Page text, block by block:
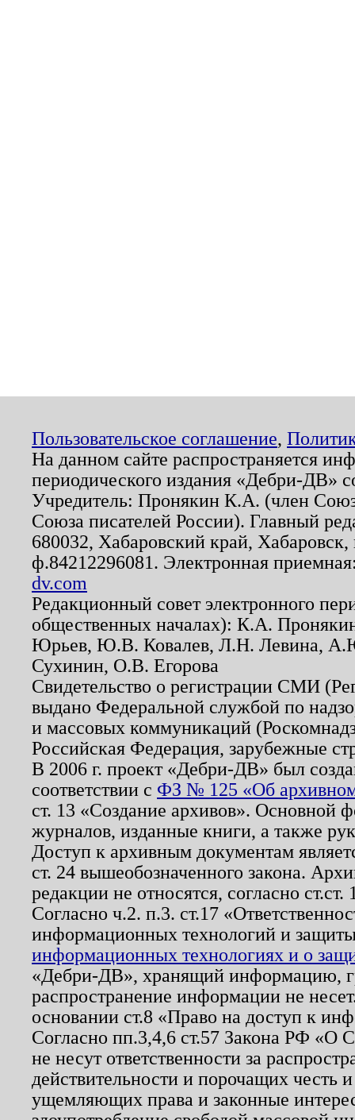
Пользовательское соглашение,
На данном сайте распространяется
периодического издания «Дебри-ДВ»
Учредитель: Пронякин К.А. (член
Союза писателей России). Главный
680032, Хабаровский край,
ф.84212296081. Электронная
dv.com
Редакционный совет электронного
общественных началах): К.А.
Юрьев, Ю.В. Ковалев, Л.Н. Левина,
Сухинин, О.В. Егорова
Свидетельство о регистрации СМИ
выдано Федеральной службой по
и массовых коммуникаций
Российская Федерация, зарубежные
В 2006 г. проект «Дебри-ДВ» был
соответствии с ФЗ № 125 «Об
ст. 13 «Создание архивов». Основной
журналов, изданные книги, а также
Доступ к архивным документам
ст. 24 вышеобозначенного закона.
редакции не относятся, согласно
Согласно ч.2. п.3. ст.17
информационных технологий и
информационных технологиях и о
«Дебри-ДВ», хранящий информацию,
распространение информации не
основании ст.8 «Право на доступ к
Согласно пп.3,4,6 ст.57 Закона РФ «О
не несут ответственности за
действительности и порочащих честь
ущемляющих права и законные